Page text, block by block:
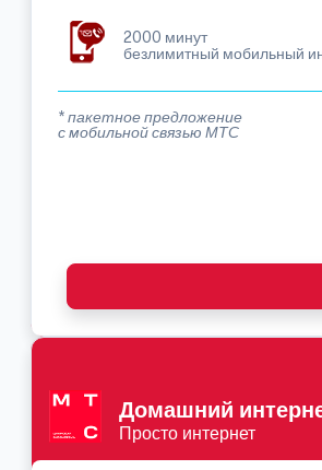
2000 минут
безлимитный мобильный
* пакетное предложение
с мобильной связью МТС
Домашний
Просто интернет